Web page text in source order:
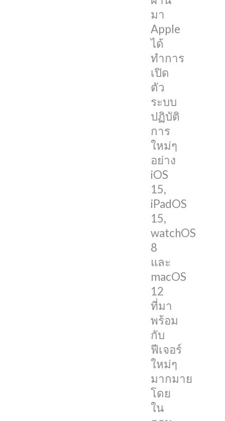
มา
Apple
ได้
ทำการ
เปิด
ตัว
ระบบ
ปฏิบัติ
การ
ใหม่ๆ
อย่าง
iOS
15,
iPadOS
15,
watchOS
8
และ
macOS
12
ที่มา
พร้อม
กับ
ฟีเจอร์
ใหม่ๆ
มากมาย
โดย
ใน
กับ
ฟีเจอร์
ใหม่ๆ
มากมาย
โดย
ใน
ตอน
นี้
ระบบ
ปฏิบัติ
การ
ดัง
กล่าว
ก็ได้
ปล่อย
ให้
นัก
พัฒนา
ดาวน์โหลด
เพื่อ
ทดสอบ
กัน
อยู่
และ
แม้ว่า
มัน